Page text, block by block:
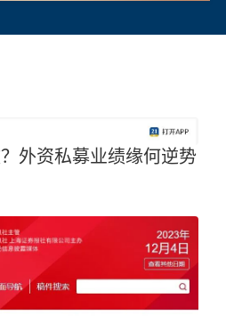
外资私募业绩缘何逆势